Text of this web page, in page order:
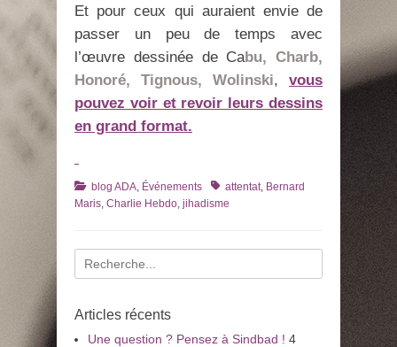
Et pour ceux qui auraient envie de
passer un peu de temps avec
l’œuvre dessinée de Cabu, Charb,
Honoré, Tignous, Wolinski, vous
pouvez voir et revoir leurs dessins
en grand format.
Catégories
blog ADA, Événements Tagsattentat, Bernard
Maris, Charlie Hebdo, jihadisme
Recherche
pour
Articles récents
Une question ? Pensez à Sindbad ! 4